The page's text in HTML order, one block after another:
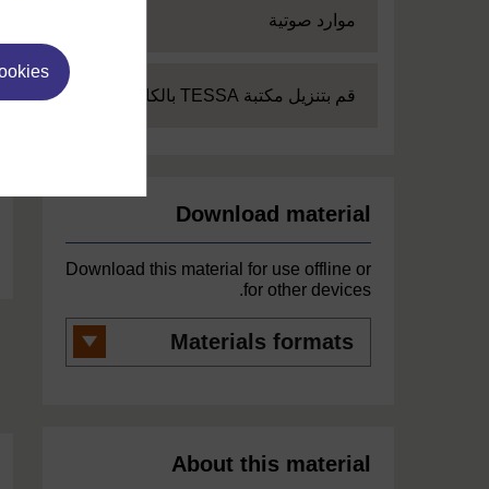
Expand
موارد صوتية
Expand
قم بتنزيل مكتبة TESSA بالكامل
Download material
Download this material for use offline or
for other devices.
formats
About this material